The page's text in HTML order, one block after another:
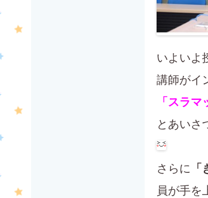
いよいよ
講師がイ
「スラ
とあいさ
さらに
員が手を